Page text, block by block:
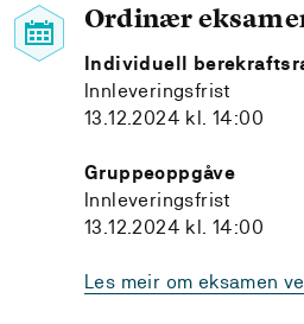
Ordinær
Individuell
Innleveringsfrist
13.12.2024 kl. 14:00
Gruppeoppgåve
Innleveringsfrist
13.12.2024 kl. 14:00
Les meir om eksamen